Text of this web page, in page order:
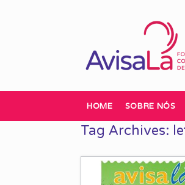
HOME SOBRE NÓS
Tag Archives: